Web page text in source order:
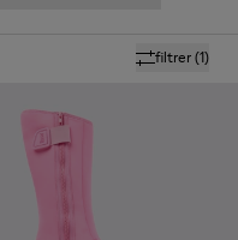
filtrer(1)